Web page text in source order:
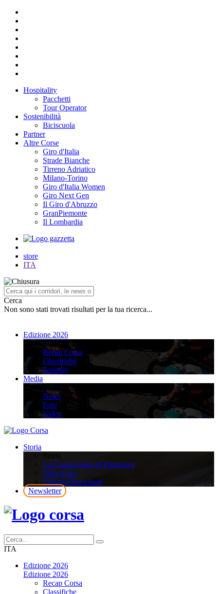
Hospitality
Pacchetti
Tour Operator
Sostenibilità
Biciscuola
Partner
Altre Corse
Giro d'Italia
Strade Bianche
Tirreno Adriatico
Milano-Torino
Giro d'Italia Women
Giro Next Gen
Il Giro d'Abruzzo
GranPiemonte
Il Lombardia
store
ITA
Cerca
Non sono stati trovati risultati per la tua ricerca...
Edizione 2026
Edizione 2026
Recap Corsa
Classifiche
Squadre
Media
Media
News
Foto
Video
Storia
La Classicissima di Primavera
Albo d’oro
Edizioni Precedenti
Newsletter
ITA
Edizione 2026
Edizione 2026
Recap Corsa
Classifiche